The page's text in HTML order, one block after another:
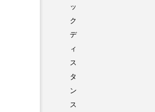
ッ
ク
デ
ィ
ス
タ
ン
ス